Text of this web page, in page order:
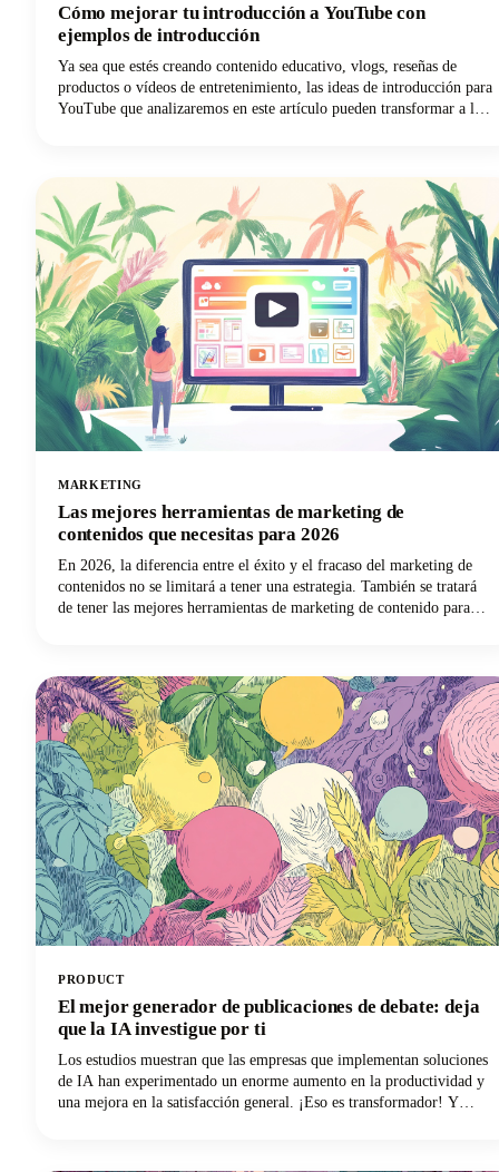
Cómo mejorar tu introducción a YouTube con
ejemplos de introducción
Ya sea que estés creando contenido educativo, vlogs, reseñas de
productos o vídeos de entretenimiento, las ideas de introducción para
YouTube que analizaremos en este artículo pueden transformar a los
la participación de los espectadores. Desde principios psicológicos
que impulsan la retención hasta plantillas prácticas que puedes
implementar de inmediato, ¡aquí encontrarás todo lo que necesitas
para mejorar tu juego de introducción a YouTube!
MARKETING
Las mejores herramientas de marketing de
contenidos que necesitas para 2026
En 2026, la diferencia entre el éxito y el fracaso del marketing de
contenidos no se limitará a tener una estrategia. También se tratará
de tener las mejores herramientas de marketing de contenido para
PRODUCT
El mejor generador de publicaciones de debate: deja
que la IA investigue por ti
Los estudios muestran que las empresas que implementan soluciones
de IA han experimentado un enorme aumento en la productividad y
una mejora en la satisfacción general. ¡Eso es transformador! Y